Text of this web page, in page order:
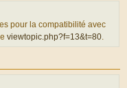
pour la compatibilité avec
viewtopic.php?f=13&t=80